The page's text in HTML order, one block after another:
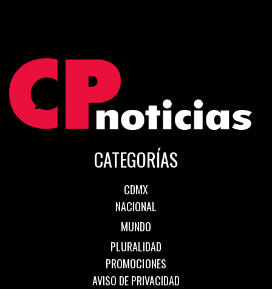
CATEGORÍAS
CDMX
NACIONAL
MUNDO
PLURALIDAD
PROMOCIONES
AVISO DE PRIVACIDAD